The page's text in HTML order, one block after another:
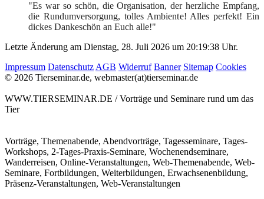
"Es war so schön, die Organisation, der herzliche Empfang,
die Rundumversorgung, tolles Ambiente! Alles perfekt! Ein
dickes Dankeschön an Euch alle!"
Letzte Änderung am Dienstag, 28. Juli 2026 um 20:19:38 Uhr.
Impressum DatenschutzAGB Widerruf Banner Sitemap Cookies
© 2026 Tierseminar.de, webmaster(at)tierseminar.de
WWW.TIERSEMINAR.DE / Vorträge und Seminare rund um das
Tier
Vorträge, Themenabende, Abendvorträge, Tagesseminare, Tages-
Workshops, 2-Tages-Praxis-Seminare, Wochenendseminare,
Wanderreisen, Online-Veranstaltungen, Web-Themenabende, Web-
Seminare, Fortbildungen, Weiterbildungen, Erwachsenenbildung,
Präsenz-Veranstaltungen, Web-Veranstaltungen